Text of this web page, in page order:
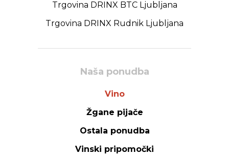
Trgovina DRINX BTC Ljubljana
Trgovina DRINX Rudnik Ljubljana
Naša ponudba
Vino
Žgane pijače
Ostala ponudba
Vinski pripomočki